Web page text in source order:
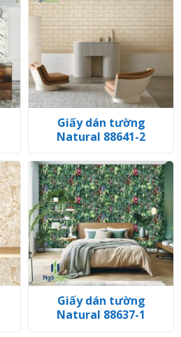
Giấy dán tường
Natural 88641-2
Giấy dán tường
Natural 88637-1